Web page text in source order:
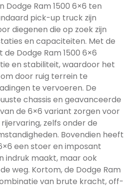
Dodge Ram 1500 6×6 ten
pick-up truck zijn
diegenen die op zoek zijn
en capaciteiten. Met de
Dodge Ram 1500 6×6
en stabiliteit, waardoor het
door ruig terrein te
te vervoeren. De
chassis en geavanceerde
de 6×6 variant zorgen voor
zelfs onder de
Bovendien heeft
een stoer en imposant
indruk maakt, maar ook
weg. Kortom, de Dodge Ram
van brute kracht, off-